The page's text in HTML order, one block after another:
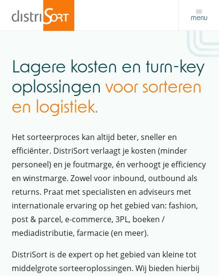
menu
Lagere kosten en turn-key
oplossingen voor sorteren
en logistiek.
Het sorteerproces kan altijd beter, sneller en
efficiënter. DistriSort verlaagt je kosten (minder
personeel) en je foutmarge, én verhoogt je efficiency
en winstmarge. Zowel voor inbound, outbound als
returns. Praat met specialisten en adviseurs met
internationale ervaring op het gebied van: fashion,
post & parcel, e-commerce, 3PL, boeken /
mediadistributie, farmacie (en meer).
DistriSort is de expert op het gebied van kleine tot
middelgrote sorteeroplossingen. Wij bieden hierbij